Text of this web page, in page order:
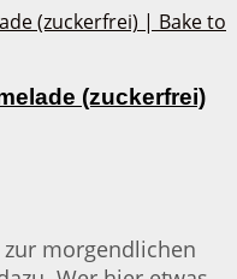
(zuckerfrei)
morgendlichen